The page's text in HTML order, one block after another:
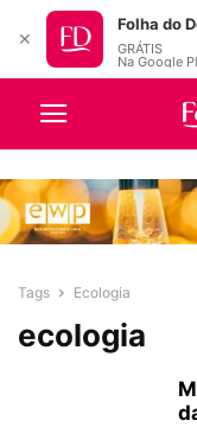
Tags Ecologia
ecologia
✕
Folha do
GRÁTIS
Na Google